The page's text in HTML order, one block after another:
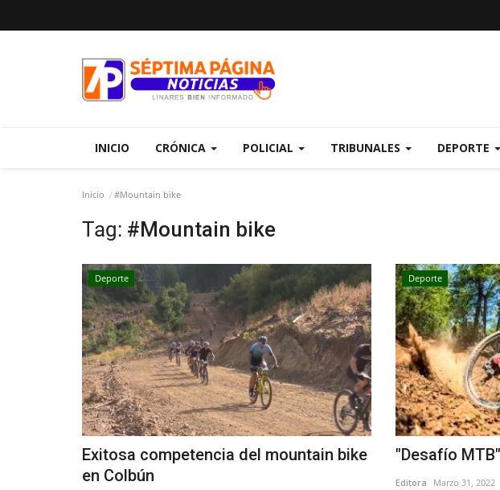
INICIO CRÓNICA POLICIAL TRIBUNALES DEPORTE
Inicio #Mountain bike
Tag: #Mountain bike
Deporte
Exitosa competencia del mountain bike
en Colbún
Deporte
"Desafío
Editora Marzo 31, 2022